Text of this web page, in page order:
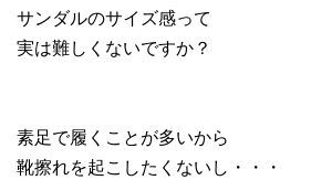
サンダルのサイズ感って
実は難しくないですか？
素足で履くことが多いから
靴擦れを起こしたくないし・・・